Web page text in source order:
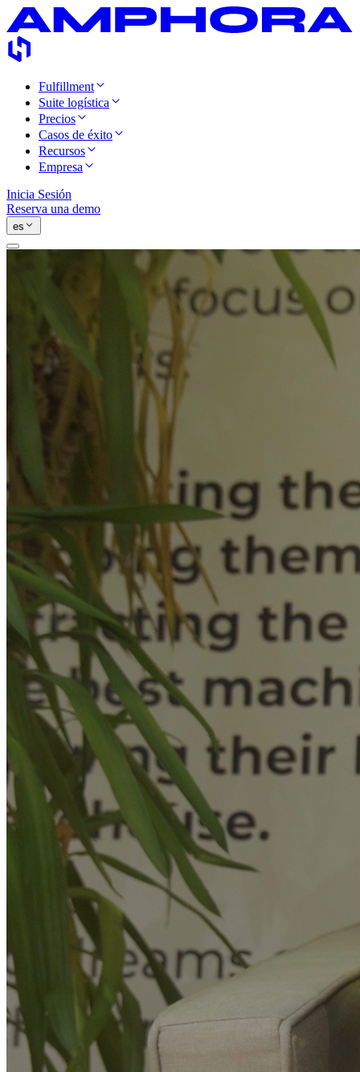
Fulfillment
Suite logística
Precios
Casos de éxito
Recursos
Empresa
Inicia Sesión
Reserva una demo
es